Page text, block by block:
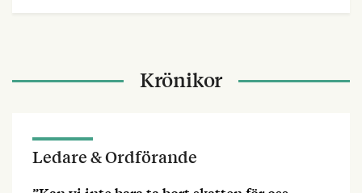
Krönikor
Ledare & Ordförande